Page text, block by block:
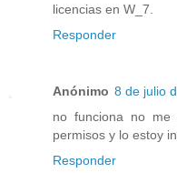
licencias en W_7.
Responder
Anónimo 8 de julio
no funciona no
permisos y lo estoy
Responder